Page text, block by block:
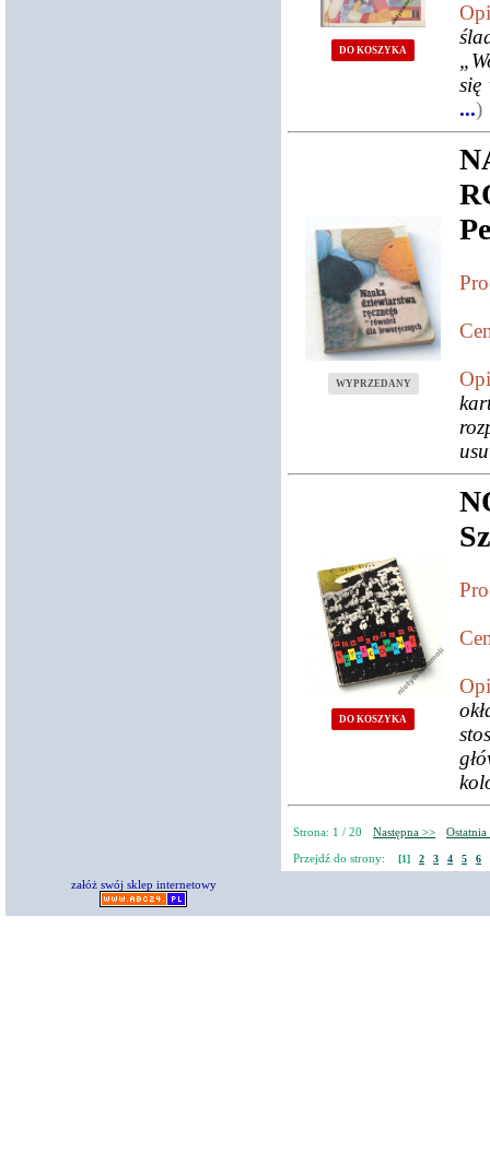
DO KOSZYKA
się
...)
WYPRZEDANY
DO KOSZYKA
Strona: 1 / 20 Następna >>
Ostatnia
Przejdź do strony:
[1] 2 3 4 5 6
załóż swój sklep internetowy